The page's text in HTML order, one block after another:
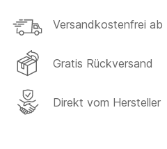
Versandkostenfrei ab
Gratis Rückversand
Direkt vom Hersteller